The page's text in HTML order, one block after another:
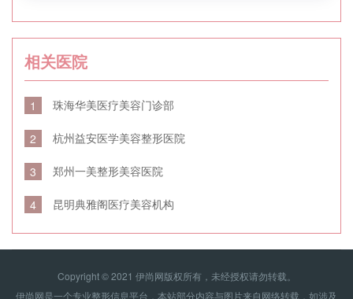
相关医院
1 珠海华美医疗美容门诊部
2 杭州益安医学美容整形医院
3 郑州一美整形美容医院
4 昆明典雅阁医疗美容机构
Copyright © 2021 伊尚网版权所有，未经授权请勿转载。
伊尚网是一个专业整形信息平台，本站部分内容与图片来自网络转载，如涉及